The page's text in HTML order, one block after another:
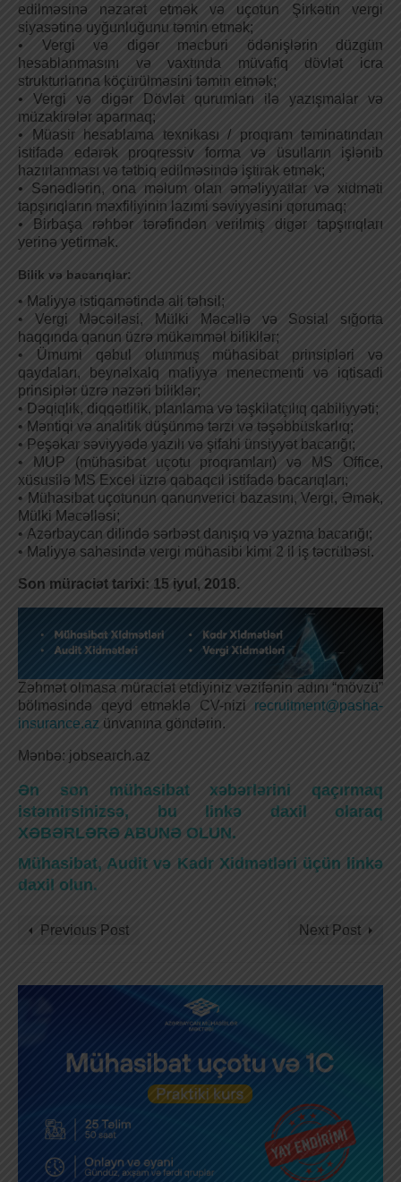
edilməsinə nəzarət etmək və uçotun Şirkətin vergi
siyasətinə uyğunluğunu təmin etmək;
• Vergi və digər məcburi ödənişlərin düzgün
hesablanmasını və vaxtında müvafiq dövlət icra
strukturlarına köçürülməsini təmin etmək;
• Vergi və digər Dövlət qurumları ilə yazışmalar və
müzakirələr aparmaq;
• Müasir hesablama texnikası / proqram təminatından
istifadə edərək proqressiv forma və üsulların işlənib
hazırlanması və tətbiq edilməsində iştirak etmək;
• Sənədlərin, ona məlum olan əməliyyatlar və xidməti
tapşırıqların məxfiliyinin lazımi səviyyəsini qorumaq;
• Birbaşa rəhbər tərəfindən verilmiş digər tapşırıqları
yerinə yetirmək.
Bilik və bacarıqlar:
• Maliyyə istiqamətində ali təhsil;
• Vergi Məcəlləsi, Mülki Məcəllə və Sosial sığorta
haqqında qanun üzrə mükəmməl bilikllər;
• Ümumi qəbul olunmuş mühasibat prinsipləri və
qaydaları, beynəlxalq maliyyə menecmenti və iqtisadi
prinsiplər üzrə nəzəri biliklər;
• Dəqiqlik, diqqətlilik, planlama və təşkilatçılıq qabiliyyəti;
• Məntiqi və analitik düşünmə tərzi və təşəbbüskarlıq;
• Peşəkar səviyyədə yazılı və şifahi ünsiyyət bacarığı;
• MUP (mühasibat uçotu proqramları) və MS Office,
xüsusilə MS Excel üzrə qabaqcıl istifadə bacarıqları;
• Mühasibat uçotunun qanunverici bazasını, Vergi, Əmək,
Mülki Məcəlləsi;
• Azərbaycan dilində sərbəst danışıq və yazma bacarığı;
• Maliyyə sahəsində vergi mühasibi kimi 2 il iş təcrübəsi.
Son müraciət tarixi: 15 iyul, 2018.
Zəhmət olmasa müraciət etdiyiniz vəzifənin adını “mövzü”
bölməsində qeyd etməklə CV-nizi recruitment@pasha-
insurance.az ünvanına göndərin.
Mənbə: jobsearch.az
Ən son mühasibat xəbərlərini qaçırmaq
istəmirsinizsə, bu linkə daxil olaraq
XƏBƏRLƏRƏ ABUNƏ OLUN.
Mühasibat, Audit və Kadr Xidmətləri üçün linkə
daxil olun.
Previous Post Next Post